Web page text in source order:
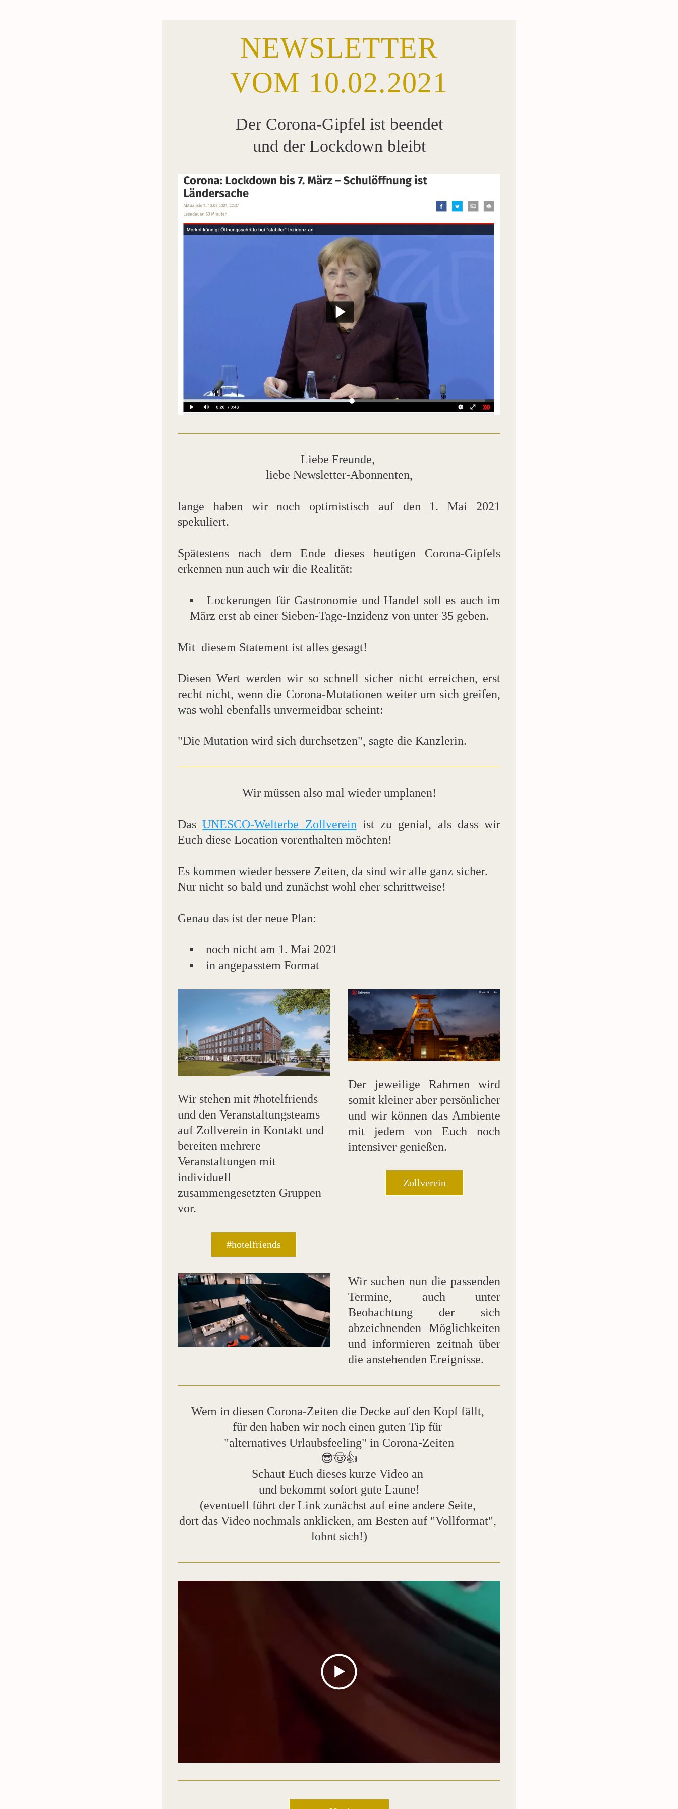
NEWSLETTER
VOM 10.02.2021
Der Corona-Gipfel ist beendet
und der Lockdown bleibt
Liebe Freunde,
liebe Newsletter-Abonnenten,
lange haben wir noch optimistisch auf den 1. Mai 2021
spekuliert.
Spätestens nach dem Ende dieses heutigen Corona-Gipfels
erkennen nun auch wir die Realität:
Lockerungen für Gastronomie und Handel soll es auch im
März erst ab einer Sieben-Tage-Inzidenz von unter 35 geben.
Mit  diesem Statement ist alles gesagt!
Diesen Wert werden wir so schnell sicher nicht erreichen, erst
recht nicht, wenn die Corona-Mutationen weiter um sich greifen,
was wohl ebenfalls unvermeidbar scheint:
"Die Mutation wird sich durchsetzen", sagte die Kanzlerin.
Wir müssen also mal wieder umplanen!
Das UNESCO-Welterbe Zollverein ist zu genial, als dass wir
Euch diese Location vorenthalten möchten!
Es kommen wieder bessere Zeiten, da sind wir alle ganz sicher.
Nur nicht so bald und zunächst wohl eher schrittweise!
Genau das ist der neue Plan:
noch nicht am 1. Mai 2021
in angepasstem Format
Wir stehen mit #hotelfriends
und den Veranstaltungsteams
auf Zollverein in Kontakt und
bereiten mehrere
Veranstaltungen mit
individuell
zusammengesetzten Gruppen
vor.
#hotelfriends
Der jeweilige Rahmen wird
somit kleiner aber persönlicher
und wir können das Ambiente
mit jedem von Euch noch
intensiver genießen.
Zollverein
Wir suchen nun die passenden
Termine, auch unter
Beobachtung der sich
abzeichnenden Möglichkeiten
und informieren zeitnah über
die anstehenden Ereignisse.
Wem in diesen Corona-Zeiten die Decke auf den Kopf fällt,
für den haben wir noch einen guten Tip für
"alternatives Urlaubsfeeling" in Corona-Zeiten
😎🤠👍
Schaut Euch dieses kurze Video an
und bekommt sofort gute Laune!
(eventuell führt der Link zunächst auf eine andere Seite,
dort das Video nochmals anklicken, am Besten auf "Vollformat",
lohnt sich!)